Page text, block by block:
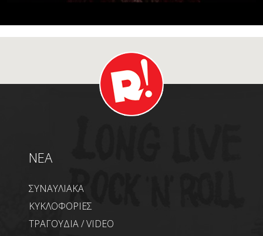
NEA
ΣΥΝΑΥΛΙΑΚΑ
ΚΥΚΛΟΦΟΡΙΕΣ
ΤΡΑΓΟΥΔΙΑ / VIDEO